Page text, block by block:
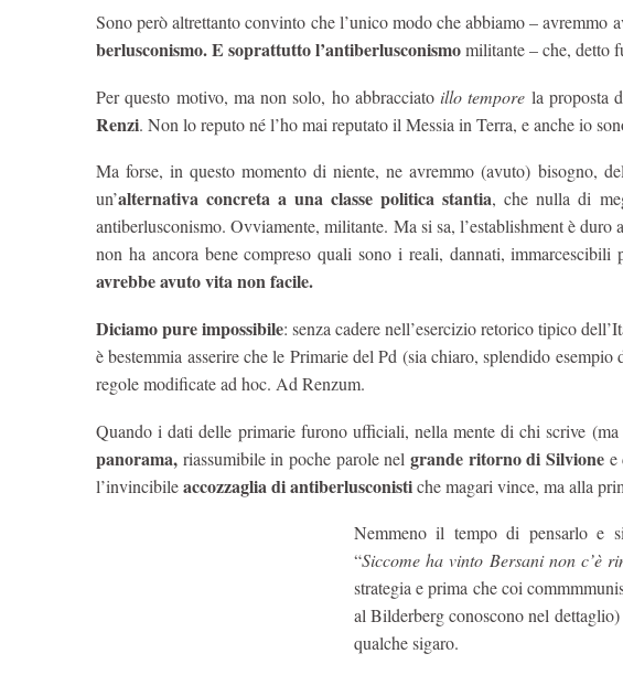
Sono però altrettanto convinto che l’unico modo che abbiamo – avremmo
berlusconismo. E soprattutto l’antiberlusconismomilitante – che, detto
Per questo motivo, ma non solo, ho abbracciato illo tempore la proposta
Renzi. Non lo reputo né l’ho mai reputato il Messia in Terra, e anche io
Ma forse, in questo momento di niente, ne avremmo (avuto) bisogno,
un’alternativa concreta a una classe politica stantia, che nulla di
antiberlusconismo. Ovviamente, militante. Ma si sa, l’establishment è
non ha ancora bene compreso quali sono i reali, dannati, immarcescibili
avrebbe avuto vita non facile.
Diciamo pure impossibile: senza cadere nell’esercizio retorico tipico
è bestemmia asserire che le Primarie del Pd (sia chiaro, splendido
regole modificate ad hoc. Ad Renzum.
Quando i dati delle primarie furono ufficiali, nella mente di chi scrive
panorama, riassumibile in poche parole nel grande ritorno di Silvione e
l’invincibileaccozzaglia di antiberlusconistiche magari vince, ma alla
Nemmeno il tempo di pensarlo e
“Siccome ha vinto Bersani non c’è
strategia e prima che coi
al Bilderberg conoscono nel
qualche sigaro.